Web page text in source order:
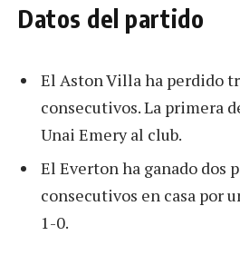
Datos del partido
El Aston Villa ha perdido
consecutivos. La primera
Unai Emery al club.
El Everton ha ganado dos
consecutivos en casa por
1-0.